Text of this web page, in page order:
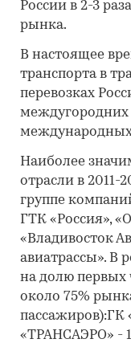
России в 2-3
рынка.
В настоящее
транспорта в
перевозках
междугородних
международных
Наиболее
отрасли в 2011-
группе
ГТК «Россия»,
«Владивосток
авиатрассы». В
на долю первых
около 75%
пассажиров):ГК
«ТРАНСАЭРО» -